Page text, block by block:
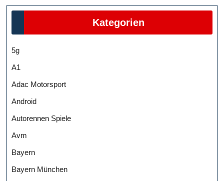
Kategorien
5g
A1
Adac Motorsport
Android
Autorennen Spiele
Avm
Bayern
Bayern München